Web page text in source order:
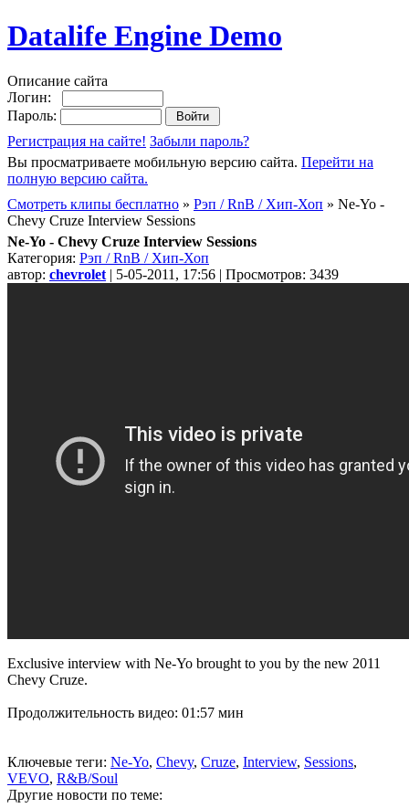
Datalife Engine Demo
Описание сайта
Логин:
Пароль:
Регистрация на сайте! Забыли пароль?
Вы просматриваете мобильную версию сайта. Перейти на
полную версию сайта.
Смотреть клипы бесплатно » Рэп / RnB / Хип-Хоп » Ne-Yo -
Chevy Cruze Interview Sessions
Ne-Yo - Chevy Cruze Interview Sessions
Категория: Рэп / RnB / Хип-Хоп
автор: chevrolet | 5-05-2011, 17:56 | Просмотров: 3439
Exclusive interview with Ne-Yo brought to you by the new 2011
Chevy Cruze.
Продолжительность видео: 01:57 мин
Ключевые теги: Ne-Yo, Chevy, Cruze, Interview, Sessions,
VEVO, R&B/Soul
Другие новости по теме: